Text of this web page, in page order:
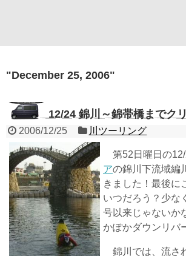
"December 25, 2006"
12/24 錦川～錦帯橋までク
2006/12/25 川ツーリング
第52日曜日の12/
アの錦川下流域編
きました！最後に
いつだろう？少な
号以来じゃないか
かぽかダウンリバ
錦川では、流さ